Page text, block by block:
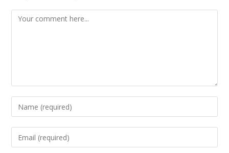
Comment
Enter
your
name
Enter
your